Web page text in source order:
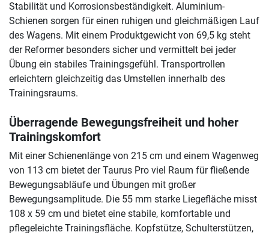
Stabilität und Korrosionsbeständigkeit. Aluminium-
Schienen sorgen für einen ruhigen und gleichmäßigen Lauf
des Wagens. Mit einem Produktgewicht von 69,5 kg steht
der Reformer besonders sicher und vermittelt bei jeder
Übung ein stabiles Trainingsgefühl. Transportrollen
erleichtern gleichzeitig das Umstellen innerhalb des
Trainingsraums.
Überragende Bewegungsfreiheit und hoher
Trainingskomfort
Mit einer Schienenlänge von 215 cm und einem Wagenweg
von 113 cm bietet der Taurus Pro viel Raum für fließende
Bewegungsabläufe und Übungen mit großer
Bewegungsamplitude. Die 55 mm starke Liegefläche misst
108 x 59 cm und bietet eine stabile, komfortable und
pflegeleichte Trainingsfläche. Kopfstütze, Schulterstützen,